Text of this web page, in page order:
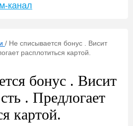
канал
/ Не списывается бонус . Висит
расплотиться картой.
бонус . Висит
. Предлогает
картой.